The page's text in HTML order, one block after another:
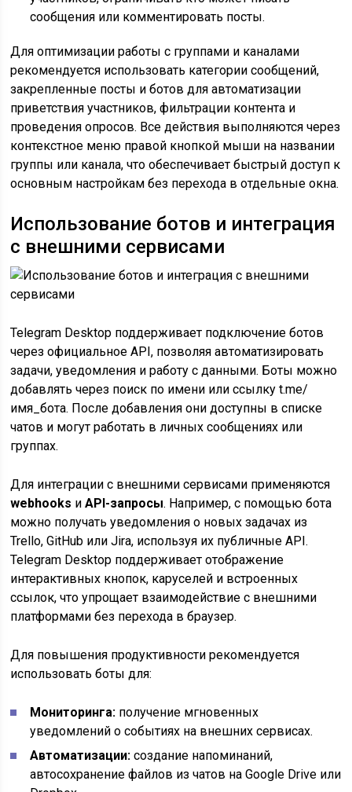
сообщения или комментировать посты.
Для оптимизации работы с группами и каналами
рекомендуется использовать категории сообщений,
закрепленные посты и ботов для автоматизации
приветствия участников, фильтрации контента и
проведения опросов. Все действия выполняются через
контекстное меню правой кнопкой мыши на названии
группы или канала, что обеспечивает быстрый доступ к
основным настройкам без перехода в отдельные окна.
Использование ботов и интеграция
с внешними сервисами
Telegram Desktop поддерживает подключение ботов
через официальное API, позволяя автоматизировать
задачи, уведомления и работу с данными. Боты можно
добавлять через поиск по имени или ссылку t.me/
имя_бота. После добавления они доступны в списке
чатов и могут работать в личных сообщениях или
группах.
Для интеграции с внешними сервисами применяются
webhooks иAPI-запросы. Например, с помощью бота
можно получать уведомления о новых задачах из
Trello, GitHub или Jira, используя их публичные API.
Telegram Desktop поддерживает отображение
интерактивных кнопок, каруселей и встроенных
ссылок, что упрощает взаимодействие с внешними
платформами без перехода в браузер.
Для повышения продуктивности рекомендуется
использовать боты для:
Мониторинга: получение мгновенных
уведомлений о событиях на внешних сервисах.
Автоматизации: создание напоминаний,
автосохранение файлов из чатов на Google Drive или